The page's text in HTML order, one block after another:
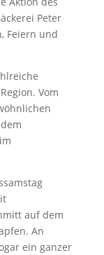
Peter
Feiern und
Vom
auf dem
An
ein ganzer